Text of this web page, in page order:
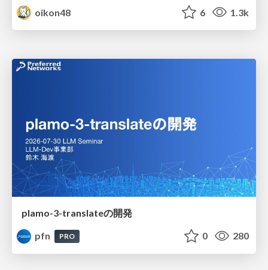
oikon48
6 1.3k
plamo-3-translateの開発
pfn
PRO 0 280